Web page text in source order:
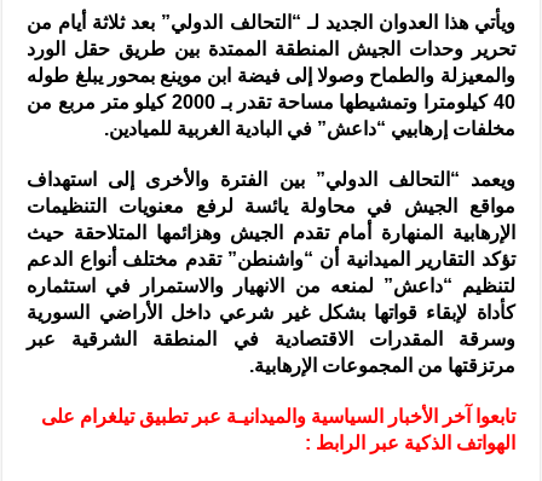
ويأتي هذا العدوان الجديد لـ “التحالف الدولي” بعد ثلاثة أيام من
تحرير وحدات الجيش المنطقة الممتدة بين طريق حقل الورد
والمعيزلة والطماح وصولا إلى فيضة ابن موينع بمحور يبلغ طوله
40 كيلومترا وتمشيطها مساحة تقدر بـ 2000 كيلو متر مربع من
مخلفات إرهابيي “داعش” في البادية الغربية للميادين.
ويعمد “التحالف الدولي” بين الفترة والأخرى إلى استهداف
مواقع الجيش في محاولة يائسة لرفع معنويات التنظيمات
الإرهابية المنهارة أمام تقدم الجيش وهزائمها المتلاحقة حيث
تؤكد التقارير الميدانية أن “واشنطن” تقدم مختلف أنواع الدعم
لتنظيم “داعش” لمنعه من الانهيار والاستمرار في استثماره
كأداة لإبقاء قواتها بشكل غير شرعي داخل الأراضي السورية
وسرقة المقدرات الاقتصادية في المنطقة الشرقية عبر
مرتزقتها من المجموعات الإرهابية.
تابعوا آخر الأخبار السياسية والميدانيـة عبر تطبيق تيلغرام على
الهواتف الذكية عبر الرابط :